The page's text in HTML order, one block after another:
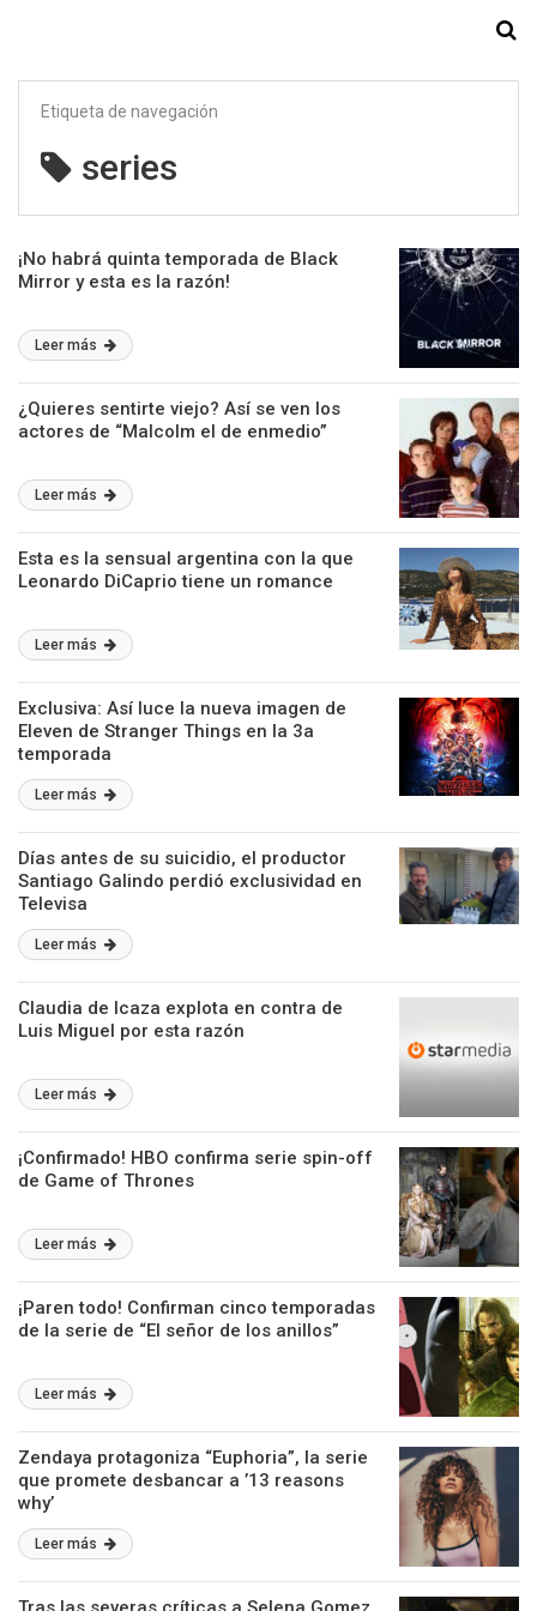
Etiqueta de navegación
series
¡No habrá quinta temporada de Black
Mirror y esta es la razón!
Leer más
¿Quieres sentirte viejo? Así se ven los
actores de “Malcolm el de enmedio”
Leer más
Esta es la sensual argentina con la que
Leonardo DiCaprio tiene un romance
Leer más
Exclusiva: Así luce la nueva imagen de
Eleven de Stranger Things en la 3a
temporada
Leer más
Días antes de su suicidio, el productor
Santiago Galindo perdió exclusividad en
Televisa
Leer más
Claudia de Icaza explota en contra de
Luis Miguel por esta razón
Leer más
¡Confirmado! HBO confirma serie spin-off
de Game of Thrones
Leer más
¡Paren todo! Confirman cinco temporadas
de la serie de “El señor de los anillos”
Leer más
Zendaya protagoniza “Euphoria”, la serie
que promete desbancar a ’13 reasons
why’
Leer más